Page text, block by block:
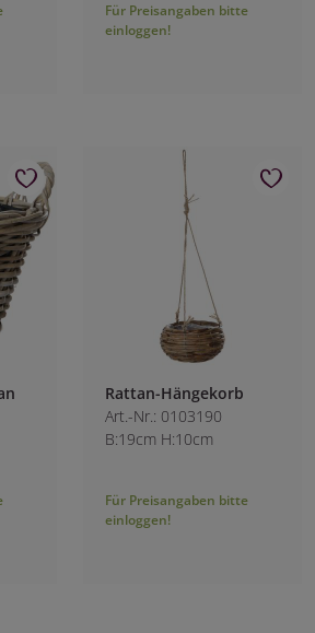
Für Preisangaben bitte
einloggen!
Rattan-Hängekorb
Art.-Nr.: 0103190
B:19cm H:10cm
Für Preisangaben bitte
einloggen!